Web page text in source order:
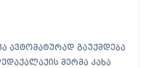
მერმა კახა